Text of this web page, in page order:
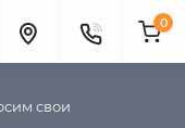
свои
0